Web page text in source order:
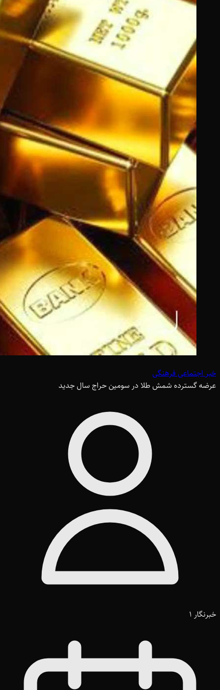
خبر اجتماعی فرهنگی
عرضه گسترده شمش طلا در سومین حراج سال جدید
خبرنگار 1